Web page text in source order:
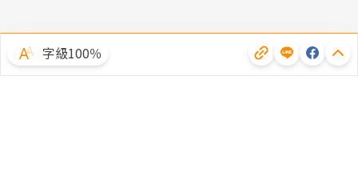
字級100％